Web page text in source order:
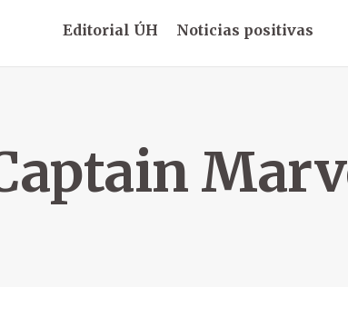
Editorial ÚH Noticias positivas